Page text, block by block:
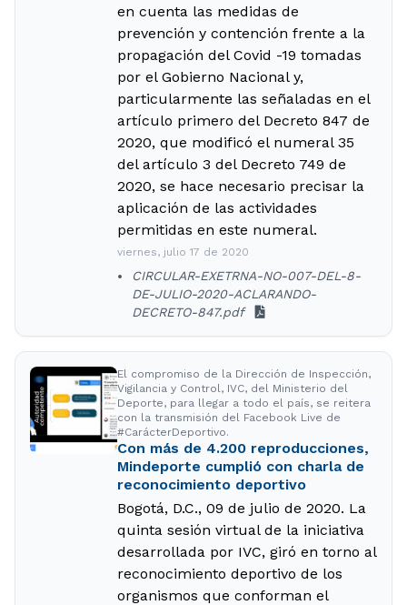
en cuenta las medidas de
prevención y contención frente a la
propagación del Covid -19 tomadas
por el Gobierno Nacional y,
particularmente las señaladas en el
artículo primero del Decreto 847 de
2020, que modificó el numeral 35
del artículo 3 del Decreto 749 de
2020, se hace necesario precisar la
aplicación de las actividades
permitidas en este numeral.
viernes, julio 17 de 2020
CIRCULAR-EXETRNA-NO-007-DEL-8-
DE-JULIO-2020-ACLARANDO-
DECRETO-847.pdf
El compromiso de la Dirección de Inspección,
Vigilancia y Control, IVC, del Ministerio del
Deporte, para llegar a todo el país, se reitera
con la transmisión del Facebook Live de
#CarácterDeportivo.
Con más de 4.200 reproducciones,
Mindeporte cumplió con charla de
reconocimiento deportivo
Bogotá, D.C., 09 de julio de 2020. La
quinta sesión virtual de la iniciativa
desarrollada por IVC, giró en torno al
reconocimiento deportivo de los
organismos que conforman el